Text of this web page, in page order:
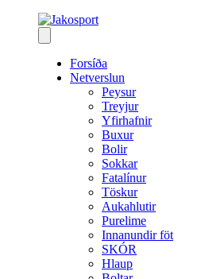
Forsíða
Netverslun
Peysur
Treyjur
Yfirhafnir
Buxur
Bolir
Sokkar
Fatalínur
Töskur
Aukahlutir
Purelime
Innanundir föt
SKÓR
Hlaup